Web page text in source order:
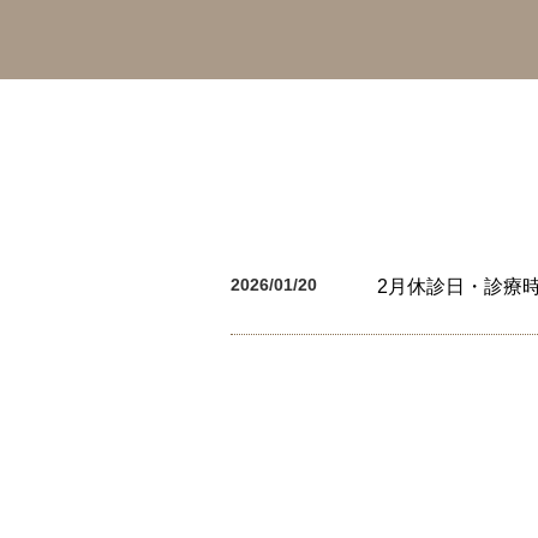
2026/01/20 2月休診日・診療